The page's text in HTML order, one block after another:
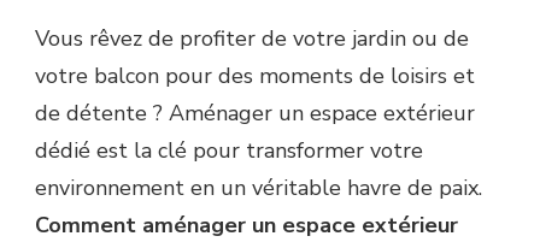
Vous rêvez de profiter de votre jardin ou de
votre balcon pour des moments de loisirs et
de détente ? Aménager un espace extérieur
dédié est la clé pour transformer votre
environnement en un véritable havre de paix.
Comment aménager un espace extérieur